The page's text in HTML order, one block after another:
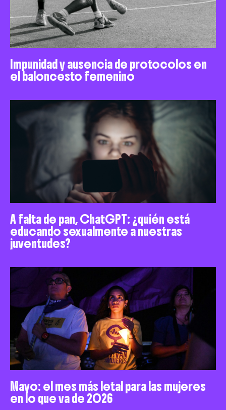
Impunidad y ausencia de protocolos en
el baloncesto femenino
A falta de pan, ChatGPT: ¿quién está
educando sexualmente a nuestras
juventudes?
Mayo: el mes más letal para las mujeres
en lo que va de 2026